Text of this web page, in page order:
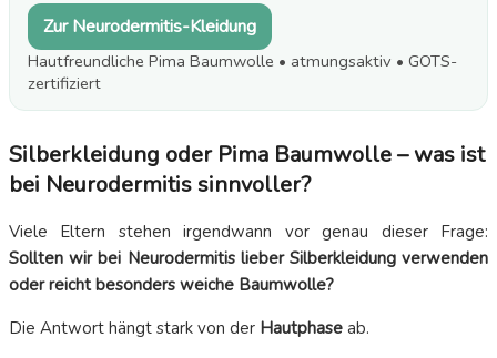
Zur Neurodermitis-Kleidung
Hautfreundliche Pima Baumwolle • atmungsaktiv • GOTS-
zertifiziert
Silberkleidung oder Pima Baumwolle – was ist
bei Neurodermitis sinnvoller?
Viele Eltern stehen irgendwann vor genau dieser Frage:
Sollten wir bei Neurodermitis lieber Silberkleidung verwenden
oder reicht besonders weiche Baumwolle?
Die Antwort hängt stark von der Hautphase ab.